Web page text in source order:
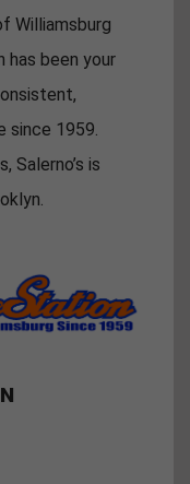
Williamsburg
has been your
since 1959.
Salerno’s is